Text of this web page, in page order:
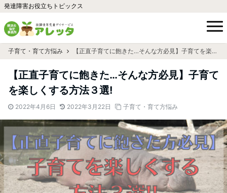
発達障害お役立ちトピックス
子育て・育て方悩み 【正直子育てに飽きた…そんな方必見】子育てを楽しくする方法３選!
【正直子育てに飽きた…そんな方必見】子育て
を楽しくする方法３選!
2022年4月6日 2022年3月22日 子育て・育て方悩み